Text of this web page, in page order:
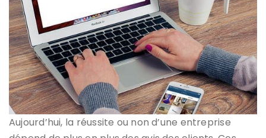
Aujourd’hui, la réussite ou non d’une entreprise